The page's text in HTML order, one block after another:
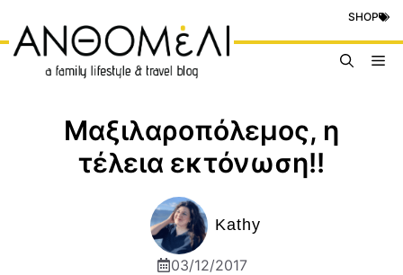
περιεχόμενο
SHOP
Μαξιλαροπόλεμος, η
τέλεια εκτόνωση!!
Kathy
03/12/2017